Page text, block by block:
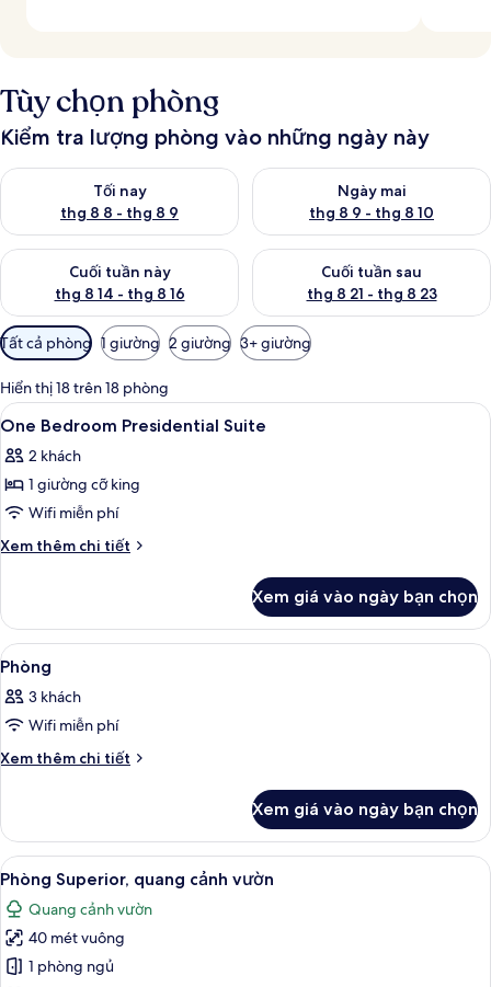
Tùy chọn phòng
Kiểm tra lượng phòng vào những ngày này
Tối nay
thg 8 8 - thg 8 9
Kiểm tra lượng phòng tối nay từ thg 8 8 - thg 8 9
Ngày mai
thg 8 9 - thg 8 10
Kiểm tra lượng phòng ngày
Cuối tuần này
thg 8 14 - thg 8 16
Kiểm tra lượng phòng cuối tuần này từ thg 8 14 - thg 8 16
Cuối tuần sau
thg 8 21 - thg 8 23
Kiểm tra lượng phòng cuối
Bộ
lọc
có
thể
dùng
để
lọc
tìm
phòng
Tất cả phòng 1 giường 2 giường 3+ giường
Hiển thị 18 trên 18 phòng
Xem
tất
cả
ảnh
One
Bedroom
Bộ đồ giường cao cấp, minibar, két
9
One Bedroom Presidential Suite
2 khách
1 giường cỡ king
Wifi miễn phí
Xem thêm chi tiết
Chi
One
Bedroom
Presidential
Xem giá vào ngày bạn chọn
Xem
tất
cả
ảnh
Phòng
Bộ đồ giường cao cấp, minibar, két
17
Phòng
3 khách
Wifi miễn phí
Xem thêm chi tiết
Chi
Phòng
Xem giá vào ngày bạn chọn
Xem
tất
cả
ảnh
Phòng
Phòng Superior, quang cảnh vườn |
11
Phòng Superior, quang cảnh vườn
Quang cảnh vườn
40 mét vuông
1 phòng ngủ